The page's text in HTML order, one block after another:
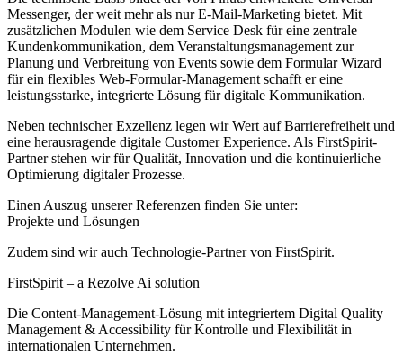
Messenger, der weit mehr als nur E-Mail-Marketing bietet. Mit
zusätzlichen Modulen wie dem Service Desk für eine zentrale
Kundenkommunikation, dem Veranstaltungsmanagement zur
Planung und Verbreitung von Events sowie dem Formular Wizard
für ein flexibles Web-Formular-Management schafft er eine
leistungsstarke, integrierte Lösung für digitale Kommunikation.
Neben technischer Exzellenz legen wir Wert auf Barrierefreiheit und
eine herausragende digitale Customer Experience. Als FirstSpirit-
Partner stehen wir für Qualität, Innovation und die kontinuierliche
Optimierung digitaler Prozesse.
Einen Auszug unserer Referenzen finden Sie unter:
Projekte und Lösungen
Zudem sind wir auch Technologie-Partner von FirstSpirit.
FirstSpirit – a Rezolve Ai solution
Die Content-Management-Lösung mit integriertem Digital Quality
Management & Accessibility für Kontrolle und Flexibilität in
internationalen Unternehmen.